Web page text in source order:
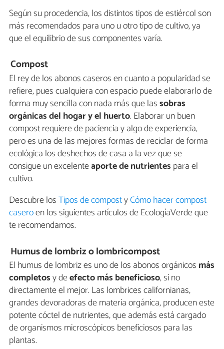
Según su procedencia, los distintos tipos de estiércol son
más recomendados para uno u otro tipo de cultivo, ya
que el equilibrio de sus componentes varía.
Compost
El rey de los abonos caseros en cuanto a popularidad se
refiere, pues cualquiera con espacio puede elaborarlo de
forma muy sencilla con nada más que lassobras
orgánicas del hogar y el huerto. Elaborar un buen
compost requiere de paciencia y algo de experiencia,
pero es una de las mejores formas de reciclar de forma
ecológica los deshechos de casa a la vez que se
consigue un excelenteaporte de nutrientes para el
cultivo.
Descubre losTipos de compostyCómo hacer compost
caseroen los siguientes artículos de EcologíaVerde que
te recomendamos.
Humus de lombriz o lombricompost
El humus de lombriz es uno de los abonos orgánicos más
completosy deefecto más beneficioso, si no
directamente el mejor. Las lombrices californianas,
grandes devoradoras de materia orgánica, producen este
potente cóctel de nutrientes, que además está cargado
de organismos microscópicos beneficiosos para las
plantas.